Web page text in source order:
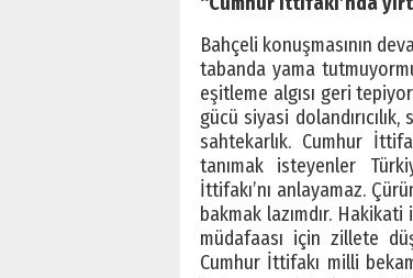
Bahçeli konuşmasının
tabanda yama
eşitleme algısı geri
gücü siyasi
sahtekarlık. Cumhur
tanımak isteyenler
İttifakı’nı anlayamaz.
bakmak lazımdır.
müdafaası için zillete
Cumhur İttifakı milli